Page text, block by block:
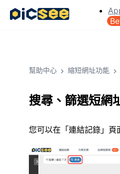
幫助中心 縮短網址功能
搜尋、篩選短網
您可以在「連結記錄」頁